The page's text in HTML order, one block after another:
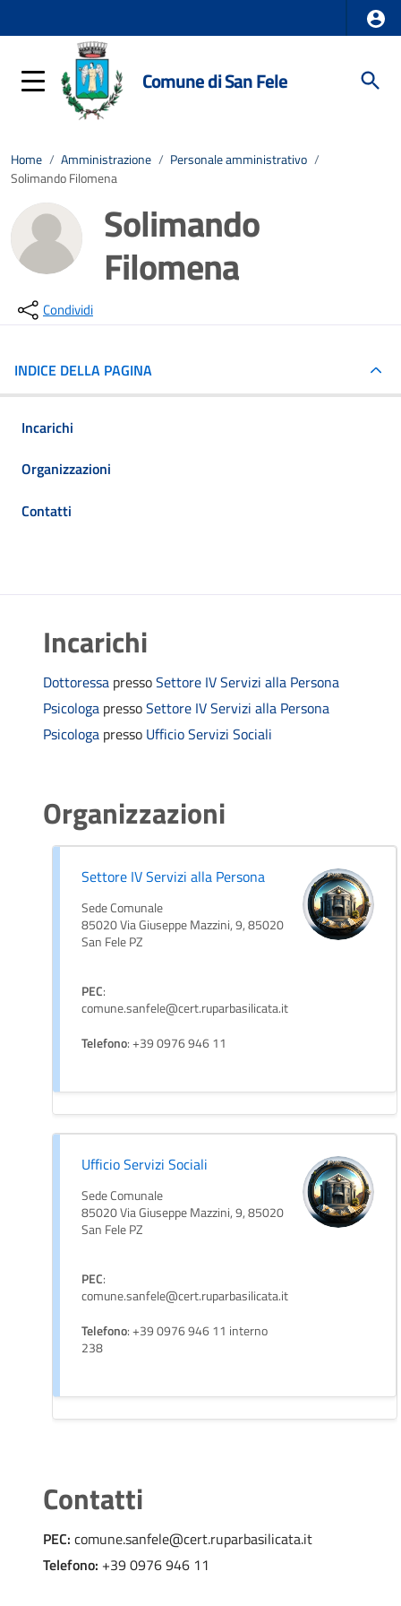
Comune di San Fele
Home / Amministrazione / Personale amministrativo /
Solimando Filomena
Solimando
Filomena
Condividi
INDICE DELLA PAGINA
Incarichi
Organizzazioni
Contatti
Incarichi
Dottoressa pressoSettore IV Servizi alla Persona
Psicologa pressoSettore IV Servizi alla Persona
Psicologa presso Ufficio Servizi Sociali
Organizzazioni
Settore IV Servizi alla Persona
Sede Comunale
85020 Via Giuseppe Mazzini, 9, 85020
San Fele PZ
PEC:
comune.sanfele@cert.ruparbasilicata.it
Telefono: +39 0976 946 11
Ufficio Servizi Sociali
Sede Comunale
85020 Via Giuseppe Mazzini, 9, 85020
San Fele PZ
PEC:
comune.sanfele@cert.ruparbasilicata.it
Telefono: +39 0976 946 11 interno
238
Contatti
PEC: comune.sanfele@cert.ruparbasilicata.it
Telefono: +39 0976 946 11